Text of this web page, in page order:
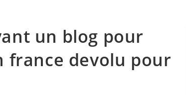
un blog pour
france devolu pour